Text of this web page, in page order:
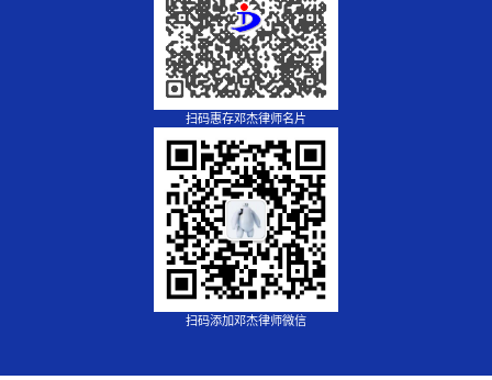
扫码惠存邓杰律师名片
扫码添加邓杰律师微信